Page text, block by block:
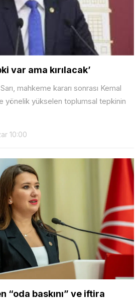
var ama kırılacak’
mahkeme kararı sonrası Kemal
yönelik yükselen toplumsal tepkinin
10:00
“oda baskını” ve iftira